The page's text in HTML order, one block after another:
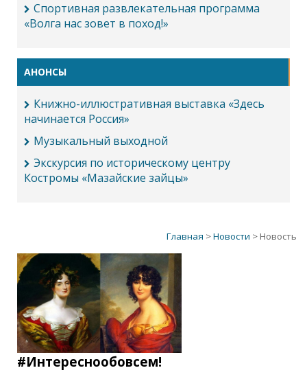
Спортивная развлекательная программа
«Волга нас зовет в поход!»
АНОНСЫ
Книжно-иллюстративная выставка «Здесь
начинается Россия»
Музыкальный выходной
Экскурсия по историческому центру
Костромы «Мазайские зайцы»
Главная >Новости > Новость
#Интереснообовсем!